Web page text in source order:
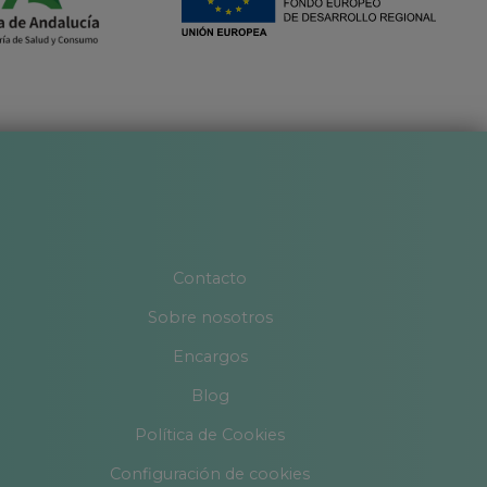
Contacto
Sobre nosotros
Encargos
Blog
Política de Cookies
Configuración de cookies